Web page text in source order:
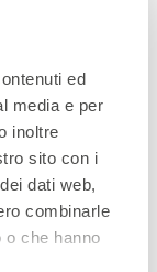
ed
media e per
inoltre
sito con i
dati web,
combinarle
o che hanno
sono solo le
alberi. Ogni
spiazzante
in forma di
cercano un